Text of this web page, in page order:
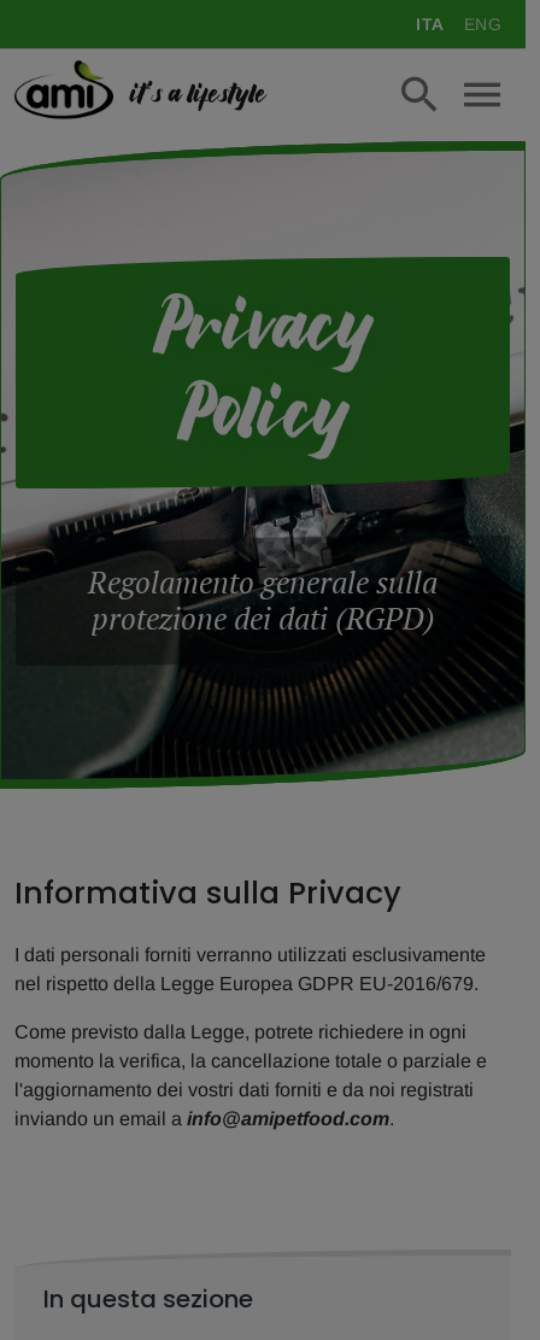
ITA ENG
it's a lifestyle
Privacy
Policy
Regolamento generale sulla
protezione dei dati (RGPD)
Informativa sulla Privacy
I dati personali forniti verranno utilizzati esclusivamente
nel rispetto della Legge Europea GDPR EU-2016/679.
Come previsto dalla Legge, potrete richiedere in ogni
momento la verifica, la cancellazione totale o parziale e
l'aggiornamento dei vostri dati forniti e da noi registrati
inviando un email a info@amipetfood.com.
In questa sezione